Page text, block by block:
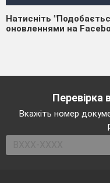
Натисніть
оновленнями на
Перевірка
Вкажіть номер